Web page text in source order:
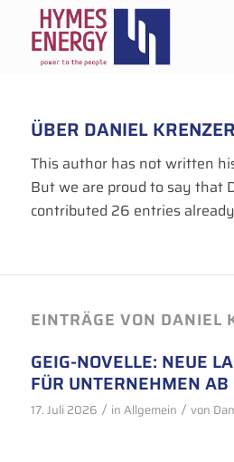
ÜBER DANIEL KRENZER
This author has not written
But we are proud to say that
contributed 26 entries
EINTRÄGE VON DANIEL
GEIG-NOVELLE: NEUE
FÜR UNTERNEHMEN
17. Juli 2026 / inAllgemein / von